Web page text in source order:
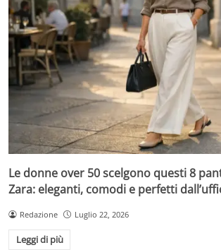
Le donne over 50 scelgono questi 8
Zara: eleganti, comodi e perfetti
Redazione Luglio 22, 2026
Leggi di più